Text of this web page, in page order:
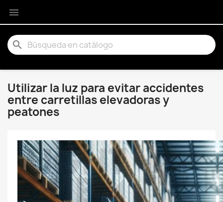

search
Utilizar la luz para evitar accidentes
entre carretillas elevadoras y
peatones